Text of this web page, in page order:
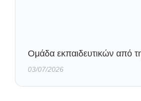
Oμάδα εκπαιδευτικών από
03/07/2026